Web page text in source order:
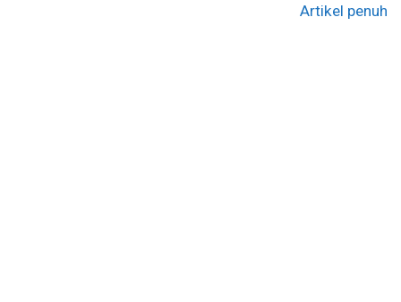
Artikel penuh